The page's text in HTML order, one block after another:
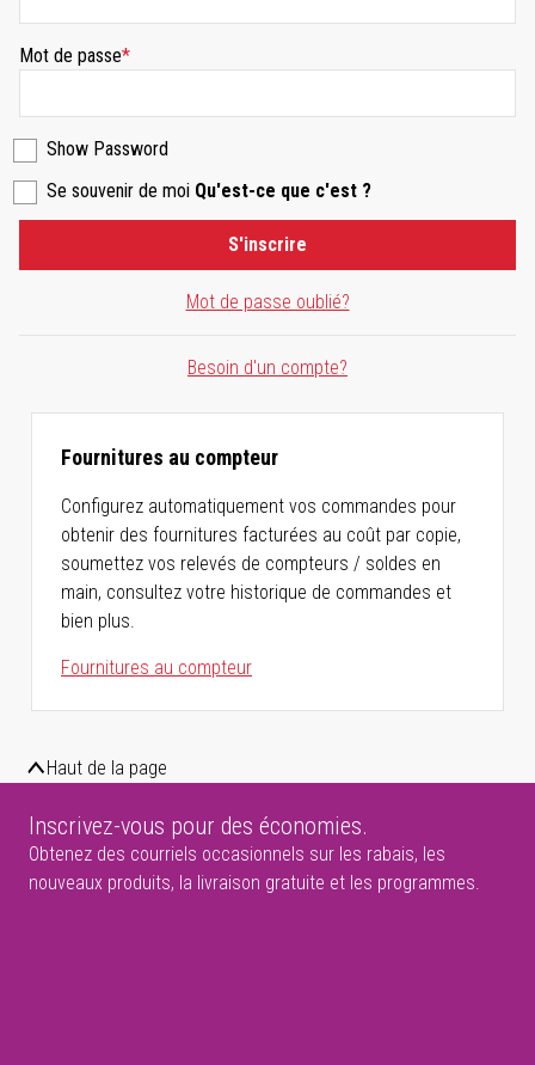
Mot de passe
Show Password
Se souvenir de moi Qu'est-ce que c'est ?
Mot de passe oublié?
S'inscrire
Besoin d'un compte?
Fournitures au compteur
Configurez automatiquement vos commandes pour
obtenir des fournitures facturées au coût par copie,
soumettez vos relevés de compteurs / soldes en
main, consultez votre historique de commandes et
bien plus.
Fournitures au compteur
Haut de la page
Inscrivez-vous pour des économies.
Obtenez des courriels occasionnels sur les rabais, les
nouveaux produits, la livraison gratuite et les programmes.